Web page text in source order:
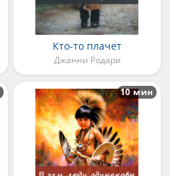
Кто-то плачет
Джанни Родари
10 мин